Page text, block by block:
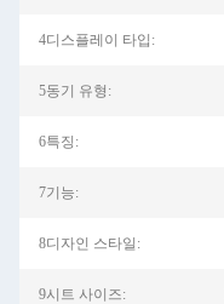
4디스플레이 타입:
5동기 유형:
6특징:
7기능:
8디자인 스타일:
9시트 사이즈: